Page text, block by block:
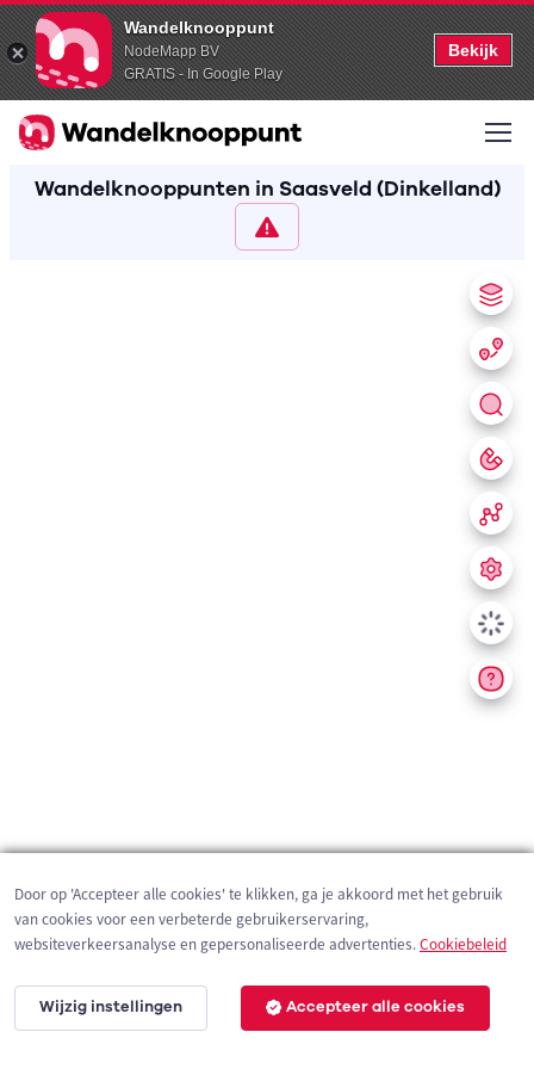
Wandelknooppunt
NodeMapp BV
GRATIS - In Google Play
Bekijk
Wandelknooppunten in Saasveld (Dinkelland)
200 m
Door op 'Accepteer alle cookies' te klikken, ga je akkoord met het gebruik
van cookies voor een verbeterde gebruikerservaring,
websiteverkeersanalyse en gepersonaliseerde advertenties.Cookiebeleid
Wijzig instellingen Accepteer alle cookies